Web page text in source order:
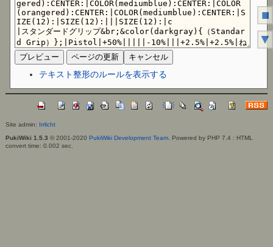
テキスト整形のルールを表示する
Site admin: Irrlicht
PukiWiki 1.5.3 © 2001-2020 PukiWiki Development Team. Powered by PHP 7.4 : HTML
convert time: 0.002 sec.
■
▼